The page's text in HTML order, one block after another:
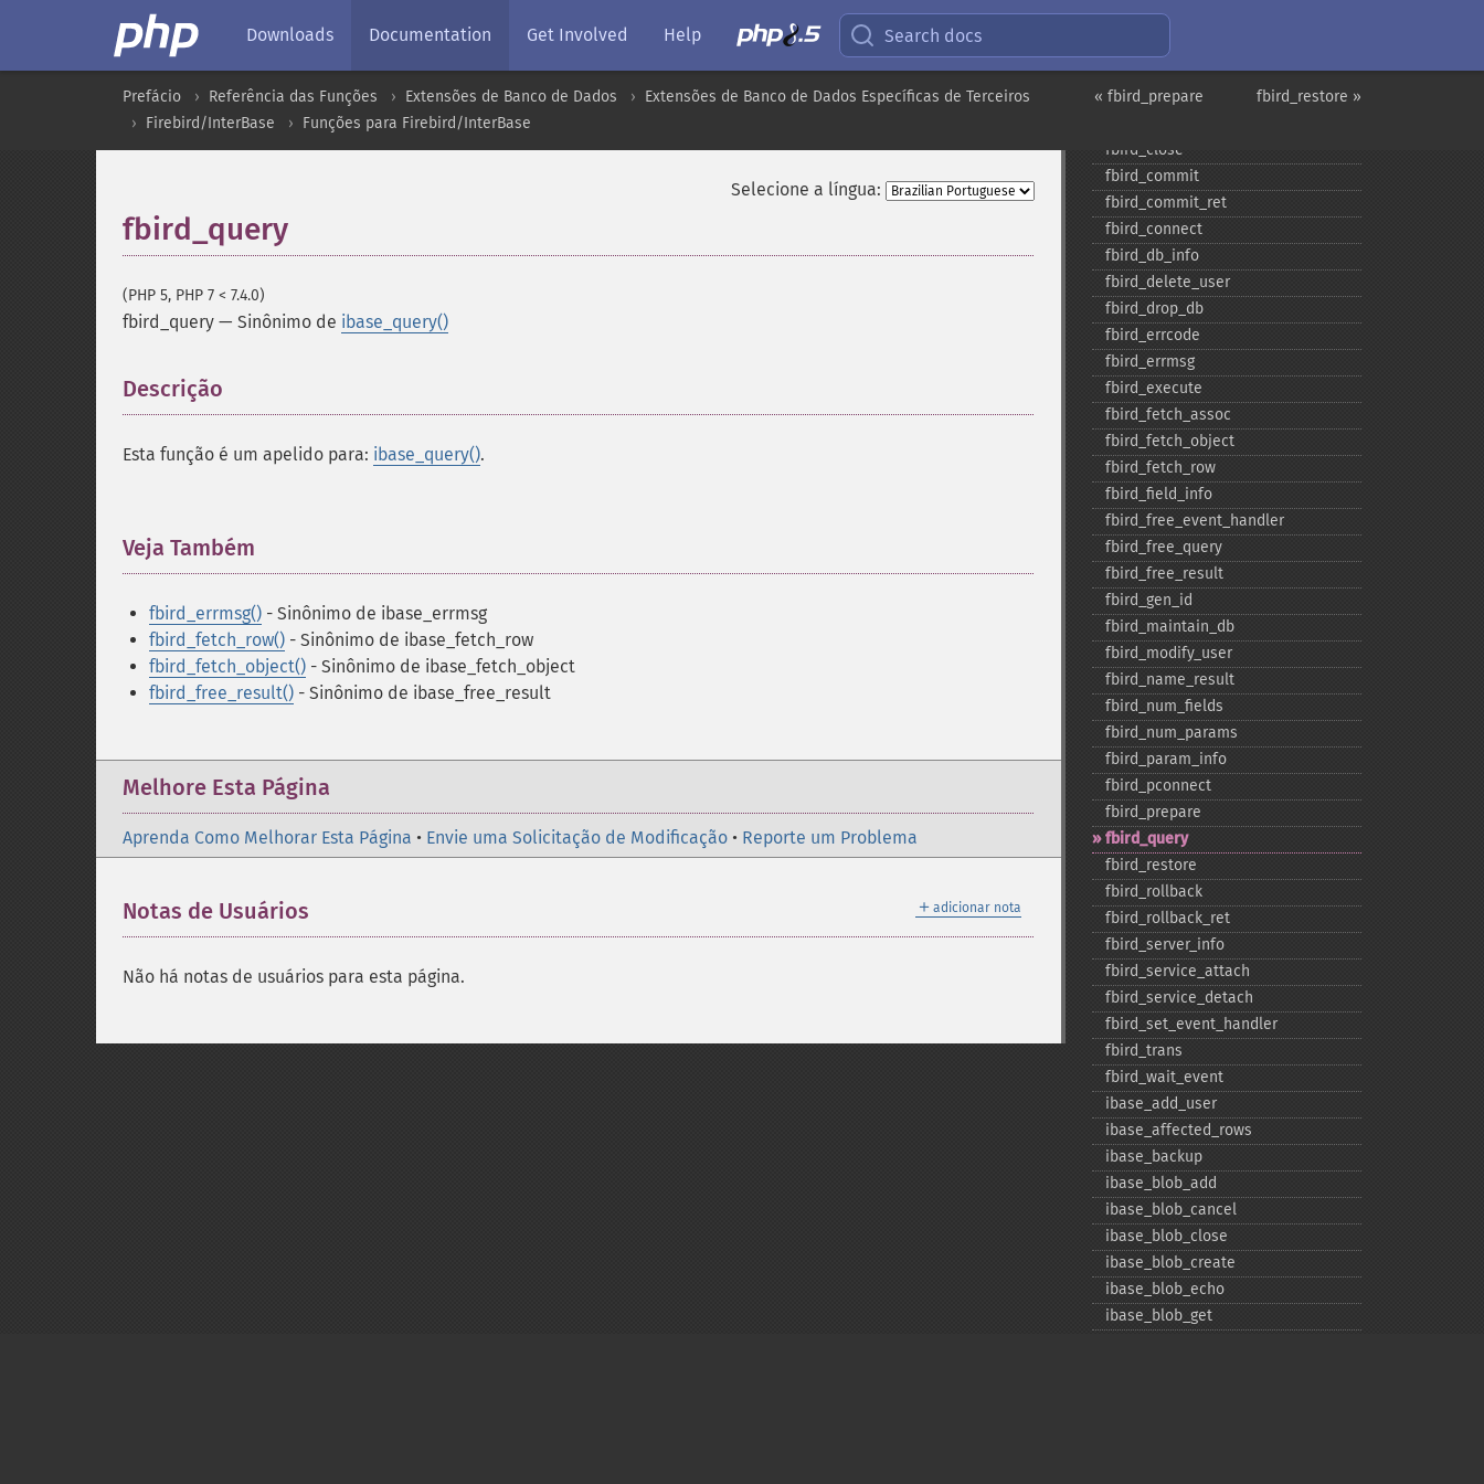
Downloads Documentation Get Involved Help Search docs
fbird_restore »
« fbird_prepare
Prefácio Referência das Funções Extensões de Banco de Dados
Extensões de Banco de Dados Específicas de Terceiros
Firebird/InterBase
Funções para Firebird/InterBase
Selecione a língua:
fbird_query
(PHP 5, PHP 7 < 7.4.0)
fbird_query — Sinônimo de ibase_query()
Descrição
Esta função é um apelido para: ibase_query().
Veja Também
fbird_errmsg() - Sinônimo de ibase_errmsg
fbird_fetch_row() - Sinônimo de ibase_fetch_row
fbird_fetch_object() - Sinônimo de ibase_fetch_object
fbird_free_result() - Sinônimo de ibase_free_result
Melhore Esta Página
Aprenda Como Melhorar Esta Página • Envie uma Solicitação de Modificação • Reporte um Problema
＋ adicionar nota
Notas de Usuários
Não há notas de usuários para esta página.
fbird_​blob_​echo
fbird_​blob_​import
fbird_​blob_​info
fbird_​close
fbird_​commit
fbird_​commit_​ret
fbird_​connect
fbird_​db_​info
fbird_​delete_​user
fbird_​drop_​db
fbird_​errcode
fbird_​errmsg
fbird_​execute
fbird_​fetch_​assoc
fbird_​fetch_​object
fbird_​fetch_​row
fbird_​field_​info
fbird_​free_​event_​handler
fbird_​free_​query
fbird_​free_​result
fbird_​gen_​id
fbird_​maintain_​db
fbird_​modify_​user
fbird_​name_​result
fbird_​num_​fields
fbird_​num_​params
fbird_​param_​info
fbird_​pconnect
fbird_​prepare
fbird_​query
fbird_​restore
fbird_​rollback
fbird_​rollback_​ret
fbird_​server_​info
fbird_​service_​attach
fbird_​service_​detach
fbird_​set_​event_​handler
fbird_​trans
fbird_​wait_​event
ibase_​add_​user
ibase_​affected_​rows
ibase_​backup
ibase_​blob_​add
ibase_​blob_​cancel
ibase_​blob_​close
ibase_​blob_​create
ibase_​blob_​echo
ibase_​blob_​get